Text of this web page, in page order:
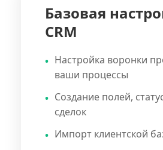
Базовая
CRM
Настройка воронки
ваши процессы
Создание полей,
сделок
Импорт клиентской